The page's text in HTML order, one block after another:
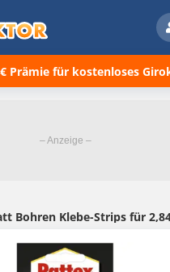
Prämie für kostenloses
Bohren Klebe-Strips für